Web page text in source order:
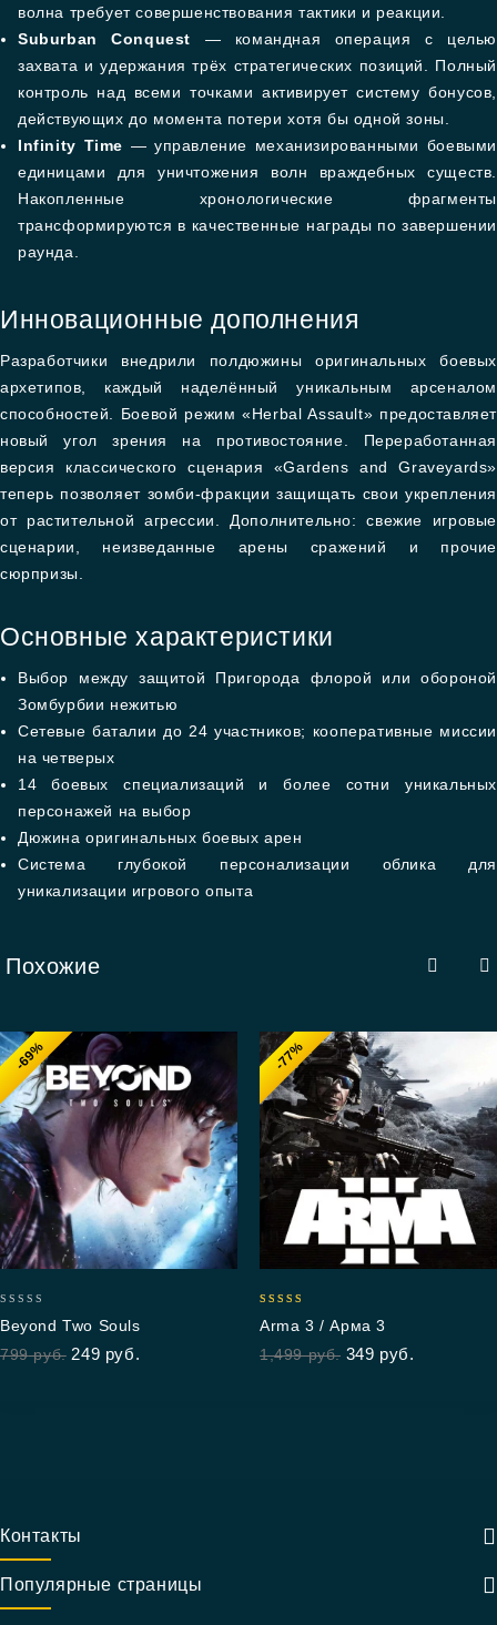
волна требует совершенствования тактики и реакции.
Suburban Conquest — командная операция с целью
захвата и удержания трёх стратегических позиций. Полный
контроль над всеми точками активирует систему бонусов,
действующих до момента потери хотя бы одной зоны.
Infinity Time — управление механизированными боевыми
единицами для уничтожения волн враждебных существ.
Накопленные хронологические фрагменты
трансформируются в качественные награды по завершении
раунда.
Инновационные дополнения
Разработчики внедрили полдюжины оригинальных боевых
архетипов, каждый наделённый уникальным арсеналом
способностей. Боевой режим «Herbal Assault» предоставляет
новый угол зрения на противостояние. Переработанная
версия классического сценария «Gardens and Graveyards»
теперь позволяет зомби-фракции защищать свои укрепления
от растительной агрессии. Дополнительно: свежие игровые
сценарии, неизведанные арены сражений и прочие
сюрпризы.
Основные характеристики
Выбор между защитой Пригорода флорой или обороной
Зомбурбии нежитью
Сетевые баталии до 24 участников; кооперативные миссии
на четверых
14 боевых специализаций и более сотни уникальных
персонажей на выбор
Дюжина оригинальных боевых арен
Система глубокой персонализации облика для
уникализации игрового опыта
Похожие
-69%
out
of
Beyond Two Souls
799руб. 249 руб.
-77%
out of 5
Arma 3 / Арма 3
1,499руб. 349 руб.
Контакты
Популярные страницы